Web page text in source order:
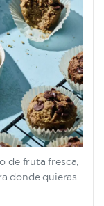
de fruta fresca,
donde quieras.